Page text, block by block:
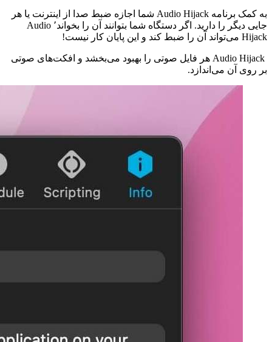
به کمک برنامه Audio Hijack شما اجازه ضبط صدا از اینترنت یا هر
جایی دیگر را دارید. اگر دستگاه شما بتوانند آن را بخواند٬ Audio
Hijack می‌تواند آن را ضبط کند و این پایان کار نیست!
Audio Hijack هر فایل صوتی را بهبود می‌بخشد و افکت‌های صوتی
بر روی آن می‌اندازد.